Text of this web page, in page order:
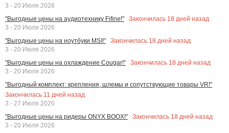
3 - 20 Июля 2026
"Выгодные цены на аудиотехнику Fifine!"
Закончилась 18 дней назад
3 - 20 Июля 2026
"Выгодные цены на ноутбуки MSI!"
Закончилась 18 дней назад
3 - 20 Июля 2026
"Выгодные цены на охлаждение Cougar!"
Закончилась 18 дней назад
3 - 20 Июля 2026
"Выгодный комплект: крепления, шлемы и сопутствующие товары VR!"
Закончилась 11 дней назад
3 - 27 Июля 2026
"Выгодные цены на ридеры ONYX BOOX!"
Закончилась 18 дней назад
3 - 20 Июля 2026